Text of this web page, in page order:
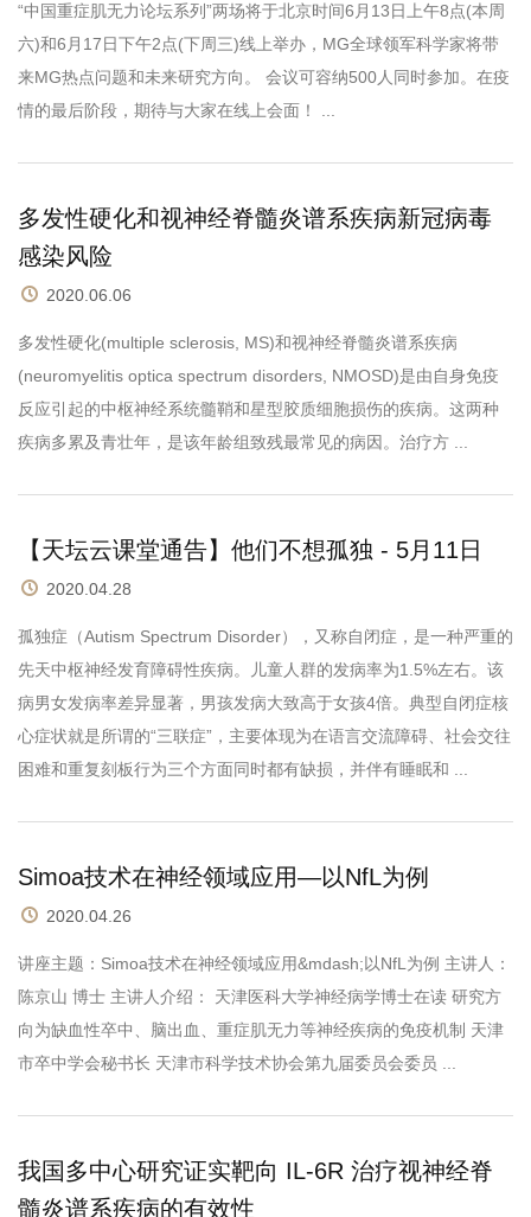
“中国重症肌无力论坛系列”两场将于北京时间6月13日上午8点(本周
六)和6月17日下午2点(下周三)线上举办，MG全球领军科学家将带
来MG热点问题和未来研究方向。 会议可容纳500人同时参加。在疫
情的最后阶段，期待与大家在线上会面！ ...
多发性硬化和视神经脊髓炎谱系疾病新冠病毒
感染风险
2020.06.06
多发性硬化(multiple sclerosis, MS)和视神经脊髓炎谱系疾病
(neuromyelitis optica spectrum disorders, NMOSD)是由自身免疫
反应引起的中枢神经系统髓鞘和星型胶质细胞损伤的疾病。这两种
疾病多累及青壮年，是该年龄组致残最常见的病因。治疗方 ...
【天坛云课堂通告】他们不想孤独 - 5月11日
2020.04.28
孤独症（Autism Spectrum Disorder），又称自闭症，是一种严重的
先天中枢神经发育障碍性疾病。儿童人群的发病率为1.5%左右。该
病男女发病率差异显著，男孩发病大致高于女孩4倍。典型自闭症核
心症状就是所谓的“三联症”，主要体现为在语言交流障碍、社会交往
困难和重复刻板行为三个方面同时都有缺损，并伴有睡眠和 ...
Simoa技术在神经领域应用—以NfL为例
2020.04.26
讲座主题：Simoa技术在神经领域应用&mdash;以NfL为例 主讲人：
陈京山 博士 主讲人介绍： 天津医科大学神经病学博士在读 研究方
向为缺血性卒中、脑出血、重症肌无力等神经疾病的免疫机制 天津
市卒中学会秘书长 天津市科学技术协会第九届委员会委员 ...
我国多中心研究证实靶向 IL-6R 治疗视神经脊
髓炎谱系疾病的有效性